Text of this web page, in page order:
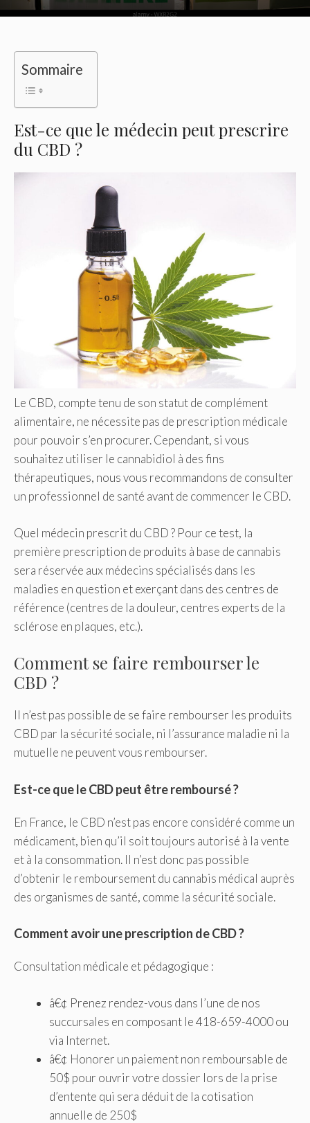
Sommaire
Est-ce que le médecin peut prescrire
du CBD ?
Le CBD, compte tenu de son statut de complément
alimentaire, ne nécessite pas de prescription médicale
pour pouvoir s’en procurer. Cependant, si vous
souhaitez utiliser le cannabidiol à des fins
thérapeutiques, nous vous recommandons de consulter
un professionnel de santé avant de commencer le CBD.
Quel médecin prescrit du CBD ? Pour ce test, la
première prescription de produits à base de cannabis
sera réservée aux médecins spécialisés dans les
maladies en question et exerçant dans des centres de
référence (centres de la douleur, centres experts de la
sclérose en plaques, etc.).
Comment se faire rembourser le
CBD ?
Il n’est pas possible de se faire rembourser les produits
CBD par la sécurité sociale, ni l’assurance maladie ni la
mutuelle ne peuvent vous rembourser.
Est-ce que le CBD peut être remboursé ?
En France, le CBD n’est pas encore considéré comme un
médicament, bien qu’il soit toujours autorisé à la vente
et à la consommation. Il n’est donc pas possible
d’obtenir le remboursement du cannabis médical auprès
des organismes de santé, comme la sécurité sociale.
Comment avoir une prescription de CBD ?
Consultation médicale et pédagogique :
â€¢ Prenez rendez-vous dans l’une de nos
succursales en composant le 418-659-4000 ou
via Internet.
â€¢ Honorer un paiement non remboursable de
50$ pour ouvrir votre dossier lors de la prise
d’entente qui sera déduit de la cotisation
annuelle de 250$